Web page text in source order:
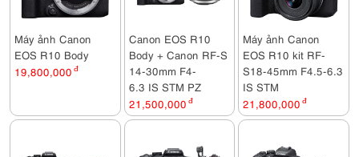
Máy ảnh Canon
EOS R10 Body
19,800,000 đ
Canon EOS R10
Body + Canon RF-S
14-30mm F4-
6.3 IS STM PZ
21,500,000 đ
Máy ảnh Canon
EOS R10 kit RF-
S18-45mm F4.5-6.3
IS STM
21,800,000 đ